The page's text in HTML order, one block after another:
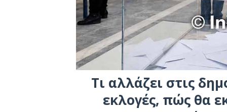
Τι αλλάζει στις
εκλογές, πώς θα